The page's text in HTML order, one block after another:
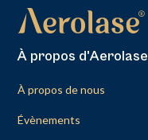
À propos d'Aerolase
À propos de nous
Évènements